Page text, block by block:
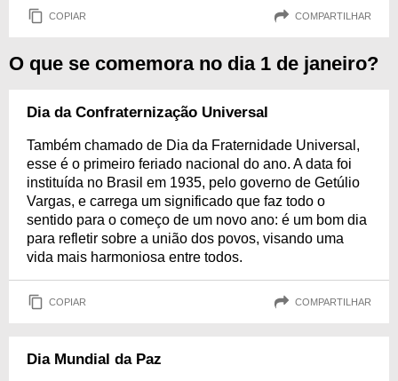
COPIAR COMPARTILHAR
O que se comemora no dia 1 de janeiro?
Dia da Confraternização Universal
Também chamado de Dia da Fraternidade Universal,
esse é o primeiro feriado nacional do ano. A data foi
instituída no Brasil em 1935, pelo governo de Getúlio
Vargas, e carrega um significado que faz todo o
sentido para o começo de um novo ano: é um bom dia
para refletir sobre a união dos povos, visando uma
vida mais harmoniosa entre todos.
COPIAR COMPARTILHAR
Dia Mundial da Paz